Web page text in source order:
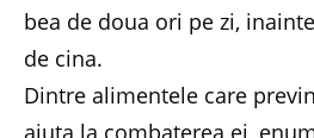
bea de doua ori pe zi,
de cina.
Dintre alimentele care
ajuta la combaterea ei,